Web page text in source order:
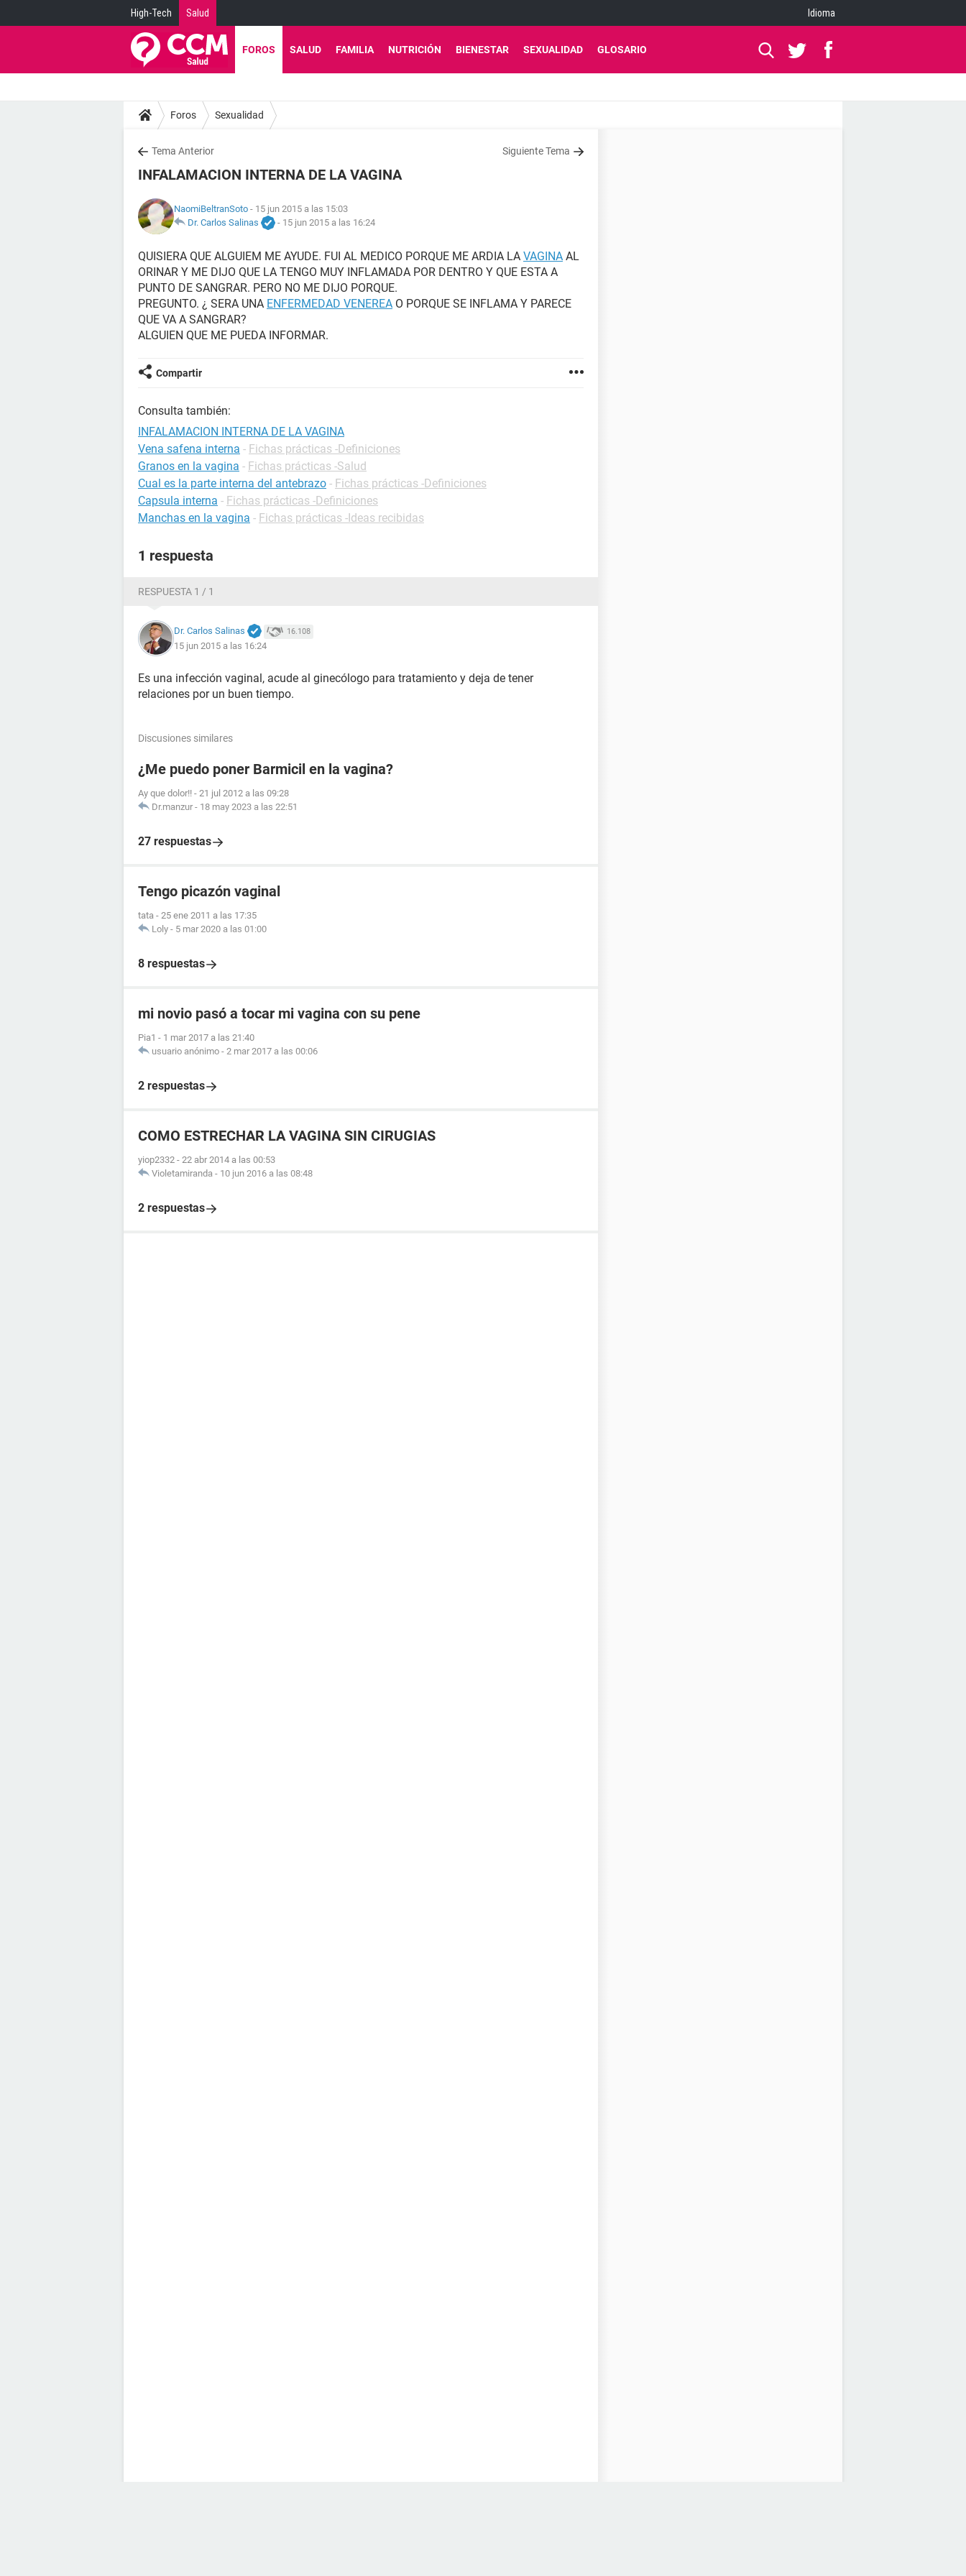
High-Tech Salud Idioma
FOROS SALUD FAMILIA NUTRICIÓN BIENESTAR SEXUALIDAD GLOSARIO
Foros Sexualidad
Tema Anterior Siguiente Tema
INFALAMACION INTERNA DE LA VAGINA
NaomiBeltranSoto - 15 jun 2015 a las 15:03
Dr. Carlos Salinas
- 15 jun 2015 a las 16:24
QUISIERA QUE ALGUIEM ME AYUDE. FUI AL MEDICO PORQUE ME ARDIA LA VAGINA AL
ORINAR Y ME DIJO QUE LA TENGO MUY INFLAMADA POR DENTRO Y QUE ESTA A
PUNTO DE SANGRAR. PERO NO ME DIJO PORQUE.
PREGUNTO. ¿ SERA UNA ENFERMEDAD VENEREA O PORQUE SE INFLAMA Y PARECE
QUE VA A SANGRAR?
ALGUIEN QUE ME PUEDA INFORMAR.
Compartir
Consulta también:
INFALAMACION INTERNA DE LA VAGINA
Vena safena interna - Fichas prácticas -Definiciones
Granos en la vagina - Fichas prácticas -Salud
Cual es la parte interna del antebrazo - Fichas prácticas -Definiciones
Capsula interna - Fichas prácticas -Definiciones
Manchas en la vagina - Fichas prácticas -Ideas recibidas
1 respuesta
RESPUESTA 1 / 1
Dr. Carlos Salinas 16.108
15 jun 2015 a las 16:24
Es una infección vaginal, acude al ginecólogo para tratamiento y deja de tener
relaciones por un buen tiempo.
Discusiones similares
¿Me puedo poner Barmicil en la vagina?
Ay que dolor!! - 21 jul 2012 a las 09:28
Dr.manzur - 18 may 2023 a las 22:51
27 respuestas
Tengo picazón vaginal
tata - 25 ene 2011 a las 17:35
Loly - 5 mar 2020 a las 01:00
8 respuestas
mi novio pasó a tocar mi vagina con su pene
Pia1 - 1 mar 2017 a las 21:40
usuario anónimo - 2 mar 2017 a las 00:06
2 respuestas
COMO ESTRECHAR LA VAGINA SIN CIRUGIAS
yiop2332 - 22 abr 2014 a las 00:53
Violetamiranda - 10 jun 2016 a las 08:48
2 respuestas